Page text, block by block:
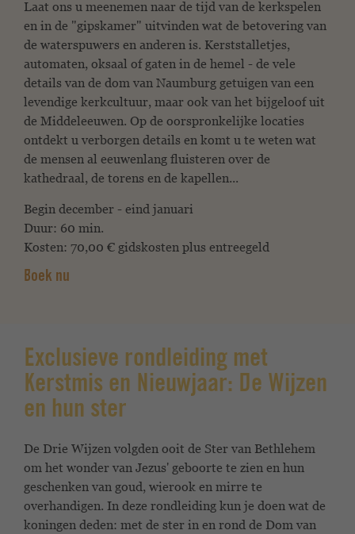
Laat ons u meenemen naar de tijd van de kerkspelen
en in de "gipskamer" uitvinden wat de betovering van
de waterspuwers en anderen is. Kerststalletjes,
automaten, oksaal of gaten in de hemel - de vele
details van de dom van Naumburg getuigen van een
levendige kerkcultuur, maar ook van het bijgeloof uit
de Middeleeuwen. Op de oorspronkelijke locaties
ontdekt u verborgen details en komt u te weten wat
de mensen al eeuwenlang fluisteren over de
kathedraal, de torens en de kapellen...
Begin december - eind januari
Duur: 60 min.
Kosten: 70,00 € gidskosten plus entreegeld
Boek nu
Exclusieve rondleiding met
Kerstmis en Nieuwjaar: De Wijzen
en hun ster
De Drie Wijzen volgden ooit de Ster van Bethlehem
om het wonder van Jezus' geboorte te zien en hun
geschenken van goud, wierook en mirre te
overhandigen. In deze rondleiding kun je doen wat de
koningen deden: met de ster in en rond de Dom van